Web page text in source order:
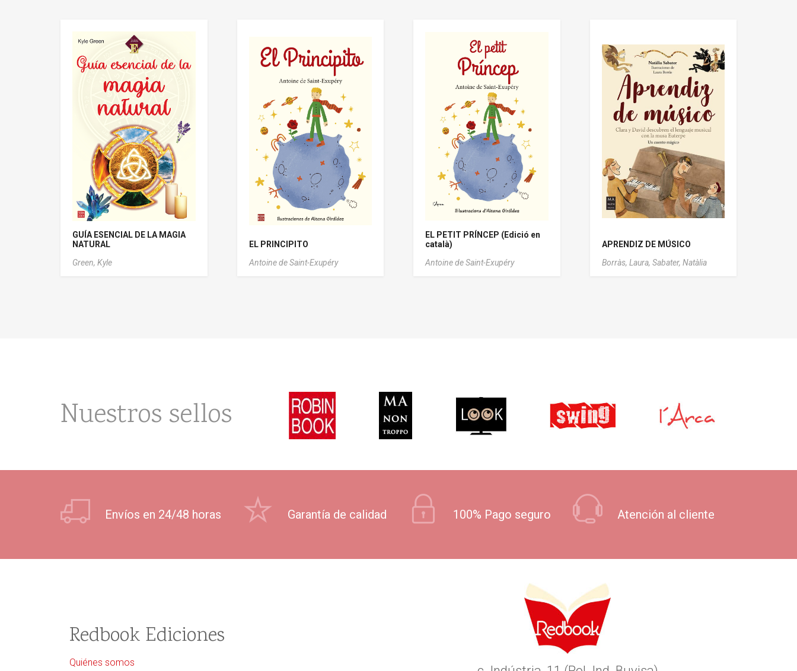
GUÍA ESENCIAL DE LA MAGIA
NATURAL
Green, Kyle
EL PRINCIPITO
Antoine de Saint-Exupéry
EL PETIT PRÍNCEP (Edició en
català)
Antoine de Saint-Exupéry
APRENDIZ DE MÚSICO
Borràs, Laura, Sabater, Natàlia
Nuestros sellos
Envíos en 24/48 horas Garantía de calidad 100% Pago seguro Atención al cliente
Redbook Ediciones
Quiénes somos